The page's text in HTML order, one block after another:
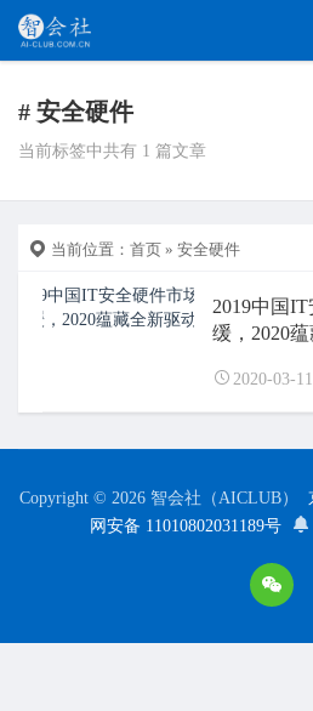
# 安全硬件
当前标签中共有 1 篇文章
当前位置： 首页 » 安全硬件
2019中国
缓，2020
2020-03-11
Copyright © 2026 智会社（AICLUB）
网安备 11010802031189号